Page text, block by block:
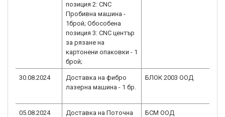
позиция 2: CNC
Пробивна машина -
1брой; Обособена
позиция 3: CNC център
за рязане на
картонени опаковки - 1
брой;
30.08.2024
Доставка на фибро
лазерна машина - 1 бр.
БЛОК 2003 ООД
05.08.2024
Доставка на Поточна
БСМ ООД